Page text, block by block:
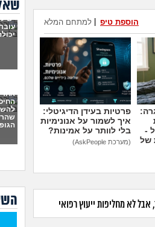
למתחם המלא הוספת טיפ
-
של
פרטיות בעידן הדיגיטלי:
איך לשמור על אנונימיות
בלי לוותר על אמינות?
(מערכת AskPeople)
לא מחליפות ייעוץ רפואי
/
26)
יש